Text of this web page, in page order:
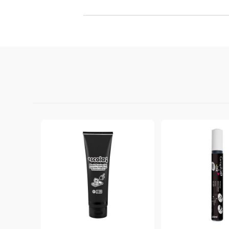
Гумирани листи, пера, шринк пластмаса и др.
MEMENTO - Dye Ink Japan
VERSACRAFT - За текстил, дърво,
глина и други
VERSAMAGIC - Chalk ink,
Тебеширено мастило
BRILLIANCE - Пигментно мастило
ВОСЪЦИ